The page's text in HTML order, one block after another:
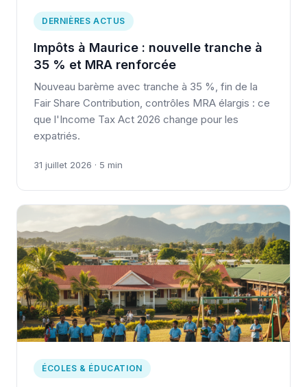
DERNIÈRES ACTUS
Impôts à Maurice : nouvelle tranche à
35 % et MRA renforcée
Nouveau barème avec tranche à 35 %, fin de la
Fair Share Contribution, contrôles MRA élargis : ce
que l'Income Tax Act 2026 change pour les
expatriés.
31 juillet 2026 · 5 min
ÉCOLES & ÉDUCATION